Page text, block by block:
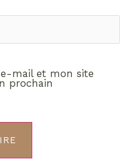
mail et mon site
prochain